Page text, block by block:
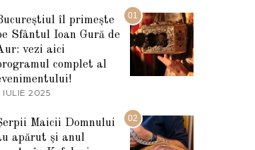
01
îl primește
Sfântul Ioan Gură de
vezi aici
complet al
IULIE 2025
U
L
02
Maicii Domnului
apărut și anul